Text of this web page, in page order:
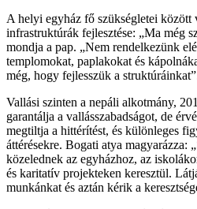
A helyi egyház fő szükségletei között
infrastruktúrák fejlesztése: „Ma még
mondja a pap. „Nem rendelkezünk
templomokat, paplakokat és
még, hogy fejlesszük a
Vallási szinten a nepáli alkotmány,
garantálja a vallásszabadságot, de
megtiltja a hittérítést, és különleges
áttérésekre. Bogati atya magyarázza:
közelednek az egyházhoz, az
és karitatív projekteken keresztül.
munkánkat és aztán kérik a